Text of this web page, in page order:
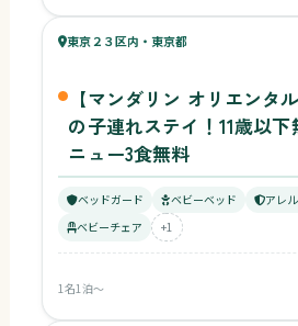
72ベビー
東京２３区内・東京都
【マンダリン オリエンタ
の子連れステイ！11歳以
ニュー3食無料
ベッドガード ベビーベッド
アレ
ベビーチェア
+1
1名1泊〜
66キッズ